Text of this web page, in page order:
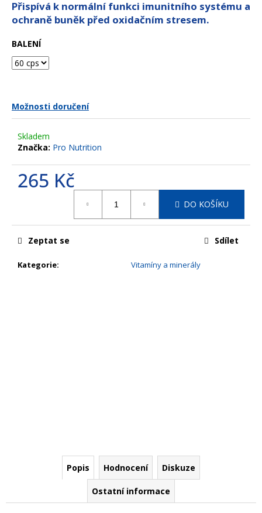
5
hvězdiček.
Přispívá k normální funkci imunitního systému a
ochraně buněk před oxidačním stresem.
BALENÍ
Možnosti doručení
Skladem
Značka: Pro Nutrition
265 Kč
DO KOŠÍKU
Kategorie: Vitamíny a minerály
Zeptat se Sdílet
Popis Hodnocení Diskuze
Ostatní informace
a
j
í
t
?
D
o